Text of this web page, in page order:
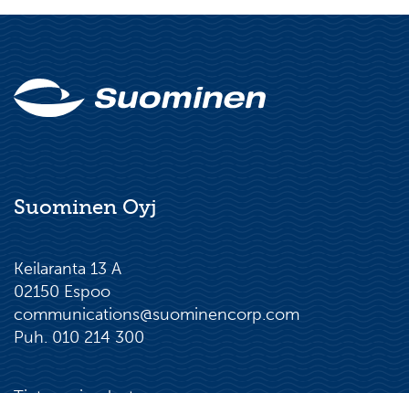
Suominen Oyj
Keilaranta 13 A
02150 Espoo
communications@suominencorp.com
Puh. 010 214 300